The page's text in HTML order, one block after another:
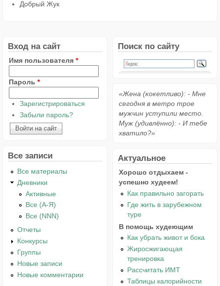
Добрый Жук
Вход на сайт
Имя пользователя *
Пароль *
Зарегистрироваться
Забыли пароль?
Все записи
Все материалы
Дневники
Активные
Все (А-Я)
Все (NNN)
Отчеты
Конкурсы
Группы
Новые записи
Новые комментарии
Поиск по сайту
«Жена (кокетливо): - Мне
сегодня в метро трое
мужчин уступили место.
Муж (удивлённо): - И тебе
хватило?»
Актуальное
Хорошо отдыхаем -
успешно худеем!
Как правильно загорать
Где жить в зарубежном
туре
В помощь худеющим
Как убрать живот и бока
Жиросжигающая
тренировка
Рассчитать ИМТ
Таблицы калорийности